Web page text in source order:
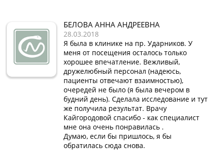
БЕЛОВА АННА АНДРЕЕВНА
28.03.2018
Я была в клинике на пр. Ударников. У
меня от посещения осталось только
хорошее впечатление. Вежливый,
дружелюбный персонал (надеюсь,
пациенты отвечают взаимностью),
очередей не было (я была вечером в
будний день). Сделала исследование и тут
же получила результат. Врачу
Кайгородовой спасибо - как специалист
мне она очень понравилась .
Думаю, если бы пришлось, я бы
обратилась сюда снова.